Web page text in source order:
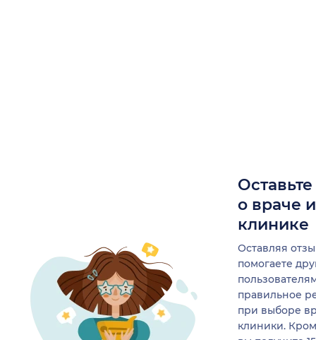
о враче
клинике
Оставляя
помогаете
правильное
при выборе
клиники.